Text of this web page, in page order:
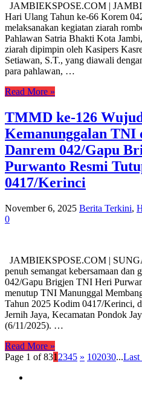
JAMBIEKSPOSE.COM |
Hari Ulang Tahun ke-66 Korem
melaksanakan kegiatan ziarah
Pahlawan Satria Bhakti Kota
ziarah dipimpin oleh Kasipers
Setiawan, S.T., yang diawali
para pahlawan, …
Read More »
TMMD ke-126
Kemanunggalan TNI
Danrem 042/Gapu
Purwanto Resmi
0417/Kerinci
November 6, 2025 Berita Terkini,
0
JAMBIEKSPOSE.COM |
penuh semangat kebersamaan dan
042/Gapu Brigjen TNI Heri
menutup TNI Manunggal
Tahun 2025 Kodim 0417/Kerinci,
Jernih Jaya, Kecamatan Pondok
(6/11/2025). …
Read More »
Page 1 of 831 2345 » 102030...Last